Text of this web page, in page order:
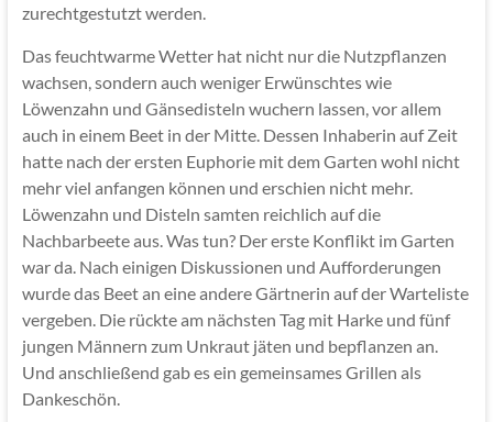
zurechtgestutzt werden.
Das feuchtwarme Wetter hat nicht nur die Nutzpflanzen
wachsen, sondern auch weniger Erwünschtes wie
Löwenzahn und Gänsedisteln wuchern lassen, vor allem
auch in einem Beet in der Mitte. Dessen Inhaberin auf Zeit
hatte nach der ersten Euphorie mit dem Garten wohl nicht
mehr viel anfangen können und erschien nicht mehr.
Löwenzahn und Disteln samten reichlich auf die
Nachbarbeete aus. Was tun? Der erste Konflikt im Garten
war da. Nach einigen Diskussionen und Aufforderungen
wurde das Beet an eine andere Gärtnerin auf der Warteliste
vergeben. Die rückte am nächsten Tag mit Harke und fünf
jungen Männern zum Unkraut jäten und bepflanzen an.
Und anschließend gab es ein gemeinsames Grillen als
Dankeschön.